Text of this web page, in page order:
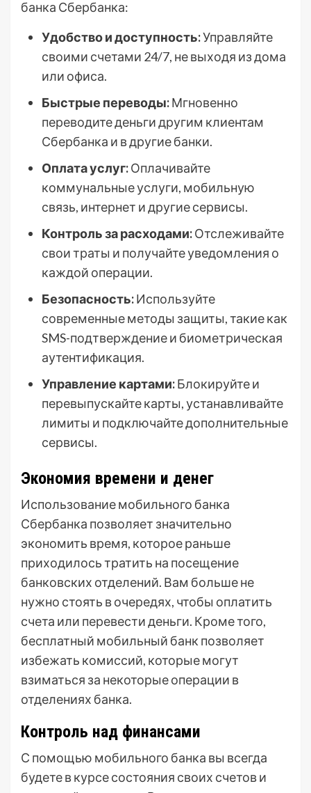
банка Сбербанка:
Удобство и доступность:Управляйте
своими счетами 24/7, не выходя из дома
или офиса.
Быстрые переводы:Мгновенно
переводите деньги другим клиентам
Сбербанка и в другие банки.
Оплата услуг:Оплачивайте
коммунальные услуги, мобильную
связь, интернет и другие сервисы.
Контроль за расходами:Отслеживайте
свои траты и получайте уведомления о
каждой операции.
Безопасность:Используйте
современные методы защиты, такие как
SMS-подтверждение и биометрическая
аутентификация.
Управление картами:Блокируйте и
перевыпускайте карты, устанавливайте
лимиты и подключайте дополнительные
сервисы.
Экономия времени и денег
Использование мобильного банка
Сбербанка позволяет значительно
экономить время, которое раньше
приходилось тратить на посещение
банковских отделений. Вам больше не
нужно стоять в очередях, чтобы оплатить
счета или перевести деньги. Кроме того,
бесплатный мобильный банк позволяет
избежать комиссий, которые могут
взиматься за некоторые операции в
отделениях банка.
Контроль над финансами
С помощью мобильного банка вы всегда
будете в курсе состояния своих счетов и